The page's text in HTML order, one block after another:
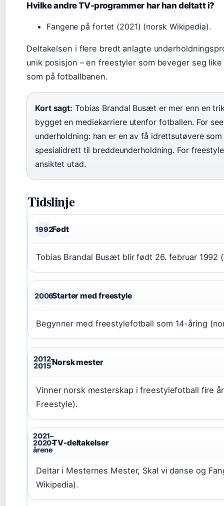
Hvilke andre TV-programmer har han deltatt i?
Fangene på fortet (2021) (norsk Wikipedia).
Deltakelsen i flere bredt anlagte
unik posisjon – en freestyler som beveger seg
som på fotballbanen.
Kort sagt: Tobias Brandal Busæt er mer enn en
bygget en mediekarriere utenfor fotballen. For
underholdning: han er en av få idrettsutøvere
spesialidrett til breddeunderholdning. For
ansiktet utad.
Tidslinje
1992Født
Tobias Brandal Busæt blir født 26. februar 1992
2006Starter med freestyle
Begynner med freestylefotball som 14-åring
2012–
2015Norsk mester
Vinner norsk mesterskap i freestylefotball fire
Freestyle).
2021–
2020-
årene
TV-deltakelser
Deltar i Mesternes Mester, Skal vi danse og
Wikipedia).